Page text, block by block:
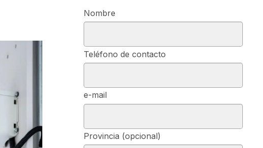
Nombre
Teléfono de contacto
e-mail
Provincia (opcional)